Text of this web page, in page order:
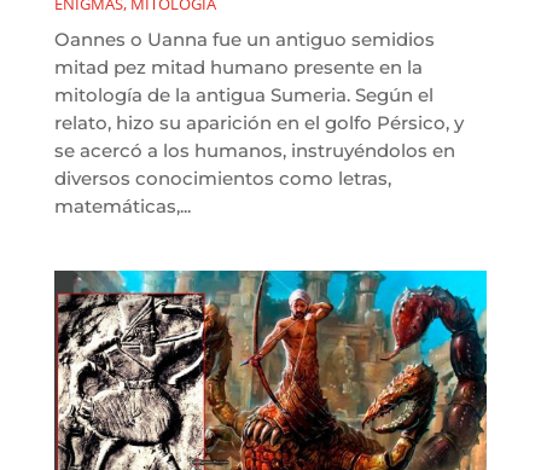
Oannes o Uanna fue un antiguo semidios
mitad pez mitad humano presente en la
mitología de la antigua Sumeria. Según el
relato, hizo su aparición en el golfo Pérsico, y
se acercó a los humanos, instruyéndolos en
diversos conocimientos como letras,
matemáticas,...